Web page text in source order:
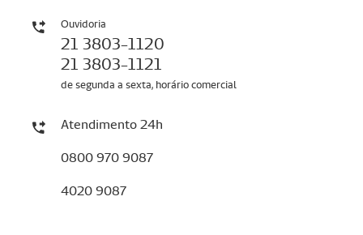
Ouvidoria
21 3803-1120
21 3803-1121
de segunda a sexta, horário comercial
Atendimento 24h
0800 970 9087
4020 9087